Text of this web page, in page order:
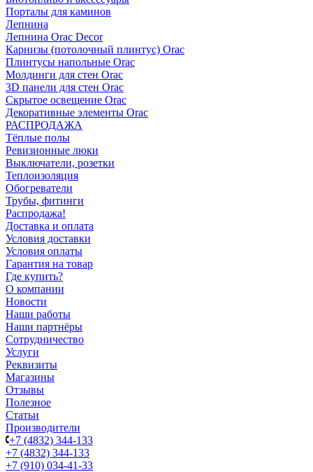
Порталы для каминов
Лепнина
Лепнина Orac Decor
Карнизы (потолочный плинтус) Orac
Плинтусы напольные Orac
Молдинги для стен Orac
3D панели для стен Orac
Скрытое освещение Orac
Декоративные элементы Orac
РАСПРОДАЖА
Тёплые полы
Ревизионные люки
Выключатели, розетки
Теплоизоляция
Обогреватели
Трубы, фитинги
Распродажа!
Доставка и оплата
Условия доставки
Условия оплаты
Гарантия на товар
Где купить?
О компании
Новости
Наши работы
Наши партнёры
Сотрудничество
Услуги
Реквизиты
Магазины
Отзывы
Полезное
Статьи
Производители
+7 (4832) 344-133
+7 (4832) 344-133
+7 (910) 034-41-33